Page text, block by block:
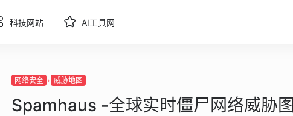
科技网站 AI工具网
网络安全 威胁地图
Spamhaus -全球实时僵尸网络威胁图